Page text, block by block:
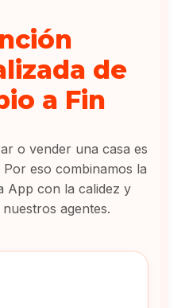
de
a Fin
o vender una casa es
Por eso combinamos la
App con la calidez y
agentes.